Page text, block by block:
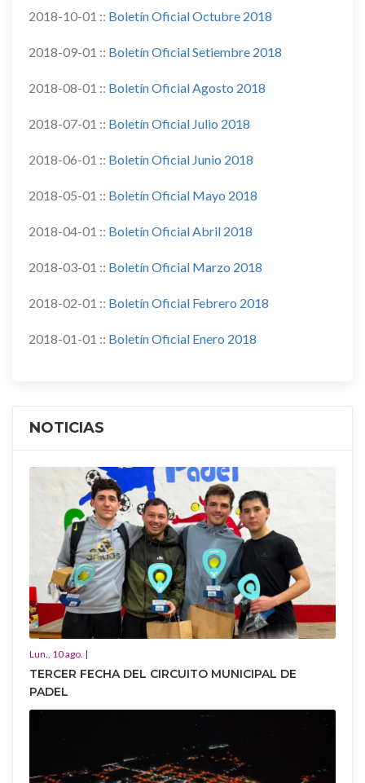
2018-10-01 :: Boletín Oficial Octubre 2018
2018-09-01 :: Boletín Oficial Setiembre 2018
2018-08-01 :: Boletín Oficial Agosto 2018
2018-07-01 :: Boletín Oficial Julio 2018
2018-06-01 :: Boletín Oficial Junio 2018
2018-05-01 :: Boletín Oficial Mayo 2018
2018-04-01 :: Boletín Oficial Abril 2018
2018-03-01 :: Boletín Oficial Marzo 2018
2018-02-01 :: Boletín Oficial Febrero 2018
2018-01-01 :: Boletín Oficial Enero 2018
NOTICIAS
Lun., 10 ago. |
TERCER FECHA DEL CIRCUITO MUNICIPAL DE
PADEL